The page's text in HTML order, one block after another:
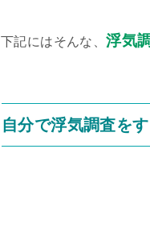
下記にはそんな、浮気
自分で浮気調査を